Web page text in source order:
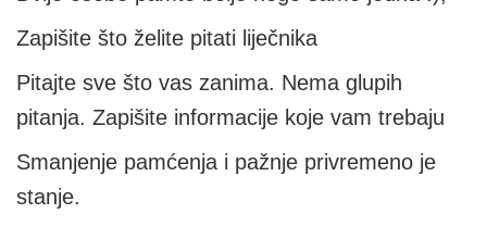
Zapišite što želite pitati liječnika
Pitajte sve što vas zanima. Nema glupih
pitanja. Zapišite informacije koje vam trebaju
Smanjenje pamćenja i pažnje privremeno je
stanje.